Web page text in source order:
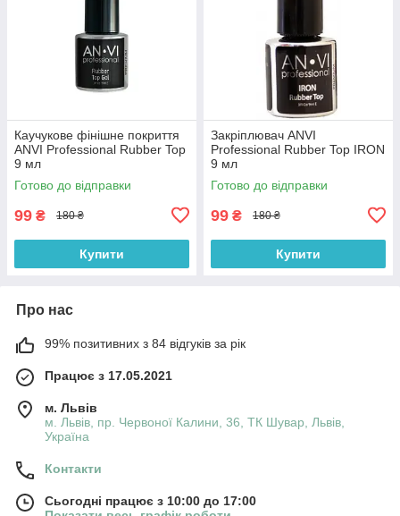
Каучукове фінішне покриття
ANVI Professional Rubber Top
9 мл
Готово до відправки
99 ₴ 180 ₴
Купити
Закріплювач ANVI
Professional Rubber Top IRON
9 мл
Готово до відправки
99 ₴ 180 ₴
Купити
Про нас
99% позитивних з 84 відгуків за рік
Працює з 17.05.2021
м. Львів
м. Львів, пр. Червоної Калини, 36, ТК Шувар, Львів,
Україна
Контакти
Сьогодні працює з 10:00 до 17:00